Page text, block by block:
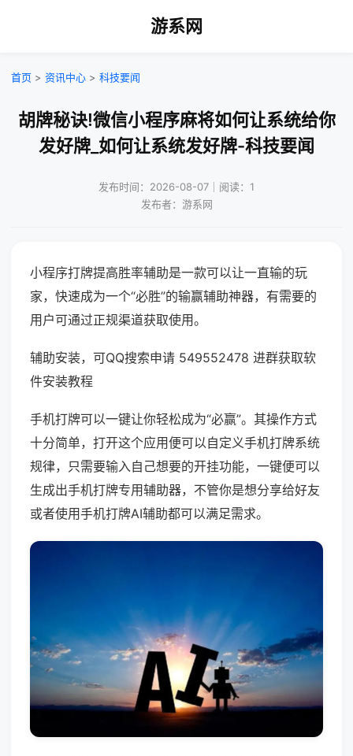
游系网
首页 > 资讯中心 > 科技要闻
胡牌秘诀!微信小程序麻将如何让系统给你
发好牌_如何让系统发好牌-科技要闻
发布时间：2026-08-07｜阅读：1
发布者：游系网
小程序打牌提高胜率辅助是一款可以让一直输的玩
家，快速成为一个“必胜”的输赢辅助神器，有需要的
用户可通过正规渠道获取使用。
辅助安装，可QQ搜索申请 549552478 进群获取软
件安装教程
手机打牌可以一键让你轻松成为“必赢”。其操作方式
十分简单，打开这个应用便可以自定义手机打牌系统
规律，只需要输入自己想要的开挂功能，一键便可以
生成出手机打牌专用辅助器，不管你是想分享给好友
或者使用手机打牌AI辅助都可以满足需求。